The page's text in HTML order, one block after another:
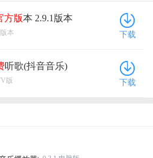
方版本 2.9.1版本
本 下载
听歌(抖音音乐)
版 下载